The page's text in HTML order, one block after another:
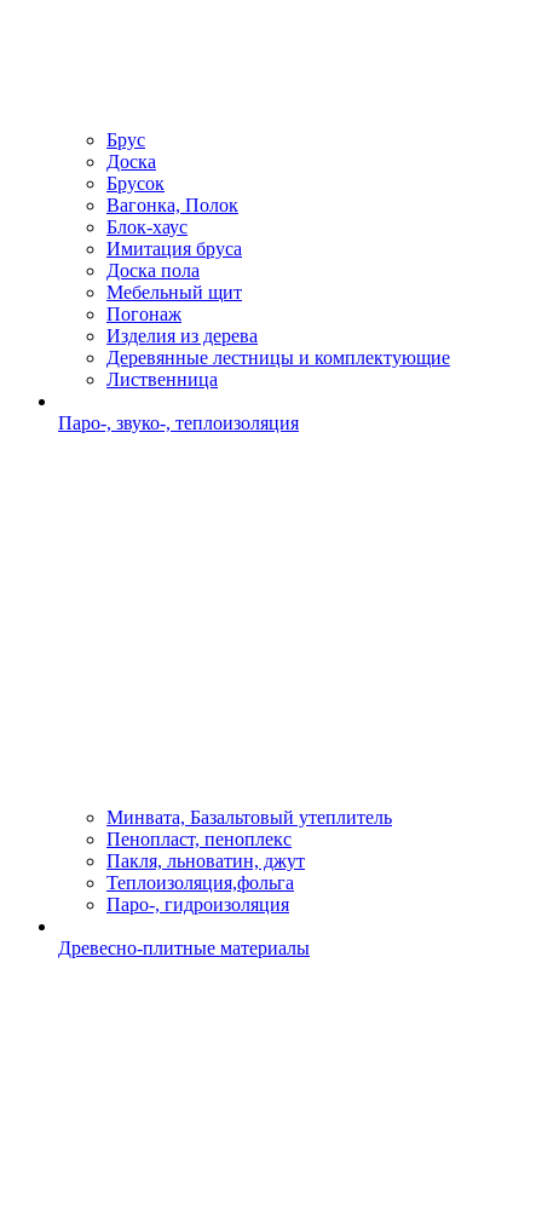
Брус
Доска
Брусок
Вагонка, Полок
Блок-хаус
Имитация бруса
Доска пола
Мебельный щит
Погонаж
Изделия из дерева
Деревянные лестницы и комплектующие
Лиственница
Паро-, звуко-, теплоизоляция
Минвата, Базальтовый утеплитель
Пенопласт, пеноплекс
Пакля, льноватин, джут
Теплоизоляция,фольга
Паро-, гидроизоляция
Древесно-плитные материалы